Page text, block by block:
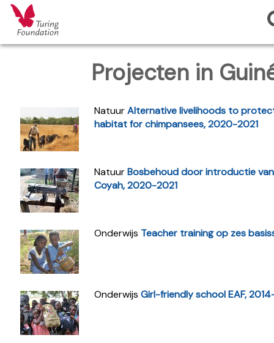
Projecten in
NatuurAlternative livelihoods to
habitat for chimpansees, 2020-2021
NatuurBosbehoud door introductie
Coyah, 2020-2021
Onderwijs Teacher training op zes
Onderwijs Girl-friendly school EAF,